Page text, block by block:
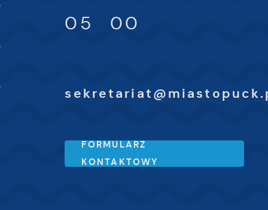
05 00
FORMULARZ
KONTAKTOWY